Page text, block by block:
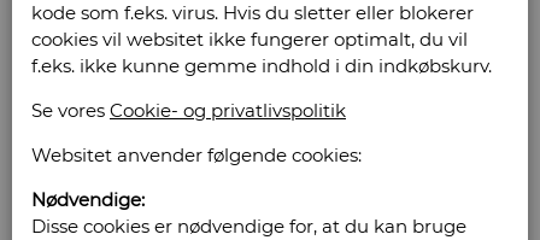
kode som f.eks. virus. Hvis du sletter eller blokerer
cookies vil websitet ikke fungerer optimalt, du vil
f.eks. ikke kunne gemme indhold i din indkøbskurv.
Se vores Cookie- og privatlivspolitik
Websitet anvender følgende cookies:
Nødvendige:
Disse cookies er nødvendige for, at du kan bruge